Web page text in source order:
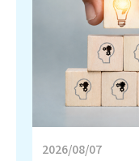
2026/08/07